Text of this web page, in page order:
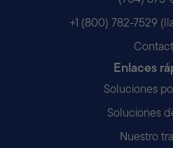
+1 (800) 782-7529
Enlaces
Soluciones
Soluciones
Nuestro